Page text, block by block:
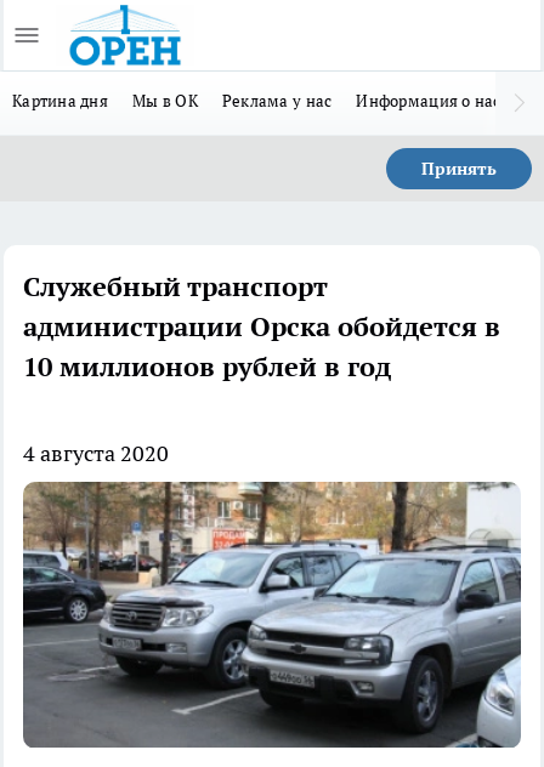
Картина дня Мы в ОК Реклама у нас Информация о нас
Принять
Служебный транспорт
администрации Орска обойдется в
10 миллионов рублей в год
4 августа 2020